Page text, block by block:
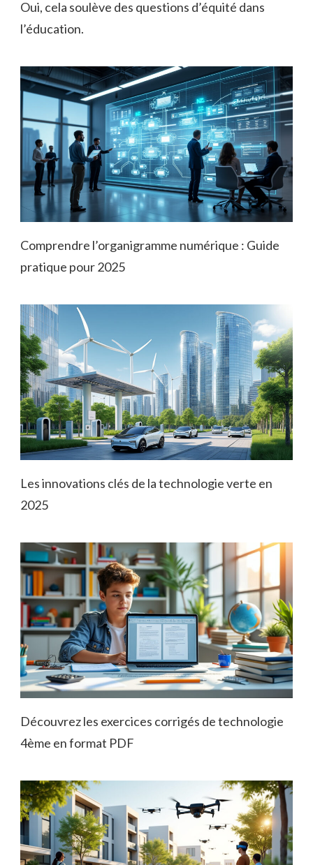
Oui, cela soulève des questions d’équité dans
l’éducation.
Comprendre l’organigramme numérique : Guide
pratique pour 2025
Les innovations clés de la technologie verte en
2025
Découvrez les exercices corrigés de technologie
4ème en format PDF